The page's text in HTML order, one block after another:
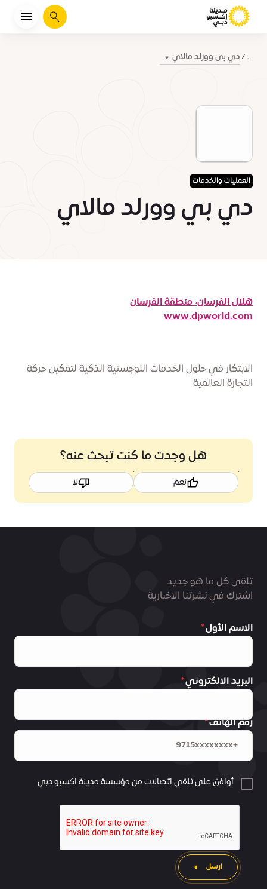
يبحث
... دي بي وورلد مالاي
العمليات والخدمات
دي بي وورلد مالاي
الابتكار في حلول الخدمات اللوجستية الذكية لتمكين حركة
التجارة العالمية
هلال الفرسان، منطقة الفرسان
www.dpworld.com
هل وجدت ما كنت تبحث عنه؟
نعم لا
تلقى كل ما هو جديد
اشترك في نشرتنا الاخبارية
الاسم الأول
البريد الالكتروني
رقم الهاتف
أوافق على تلقي اتصالات من مؤسسة مدينة اكسبو دبي
ارسل